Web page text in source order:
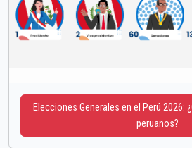
Elecciones Generales en el Perú 2026:
peruanos?